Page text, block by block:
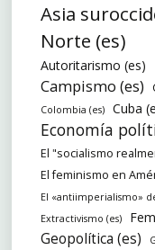
Asia
Norte (es)
Autoritarismo (es)
Campismo (es)
Colombia (es) Cuba
Economía
El "socialismo
El feminismo en
El «antiimperialismo»
Extractivismo (es)
Geopolítica (es)